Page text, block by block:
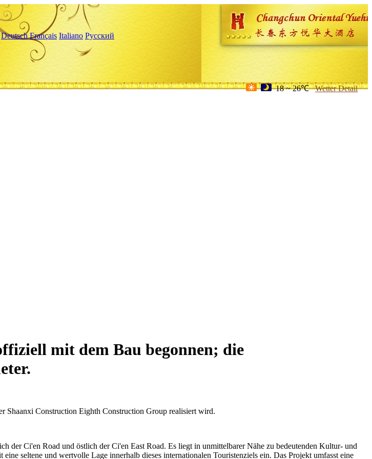
Deutsch Français Italiano Русский
18 ~ 26℃ Wetter Detail
mit dem Bau begonnen; die
Shaanxi Construction Eighth Construction Group realisiert wird.
der Ci'en Road und östlich der Ci'en East Road. Es liegt in unmittelbarer Nähe zu bedeutenden Kultur- und
seltene und wertvolle Lage innerhalb dieses internationalen Touristenziels ein. Das Projekt umfasst eine